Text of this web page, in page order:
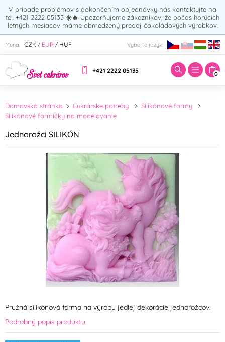
V prípade problémov s dokončením objednávky nás kontaktujte na
tel. +421 2222 05135 ☀️🔥 Upozorňujeme zákazníkov, že počas horúcich
letných mesiacov máme obmedzený predaj čokoládových výrobkov.
Mena: CZK / EUR / HUF Vyberte jazyk:
+421 2222 05135 0
Zadajte hľadaný výraz:
Domovská stránka Cukrárske potreby
Silikónové formy
Silikónové formičky na modelovanie
Jednorožci SILIKÓN
Pružná silikónová forma na výrobu jedlej dekorácie jednorožcov.
Podrobný popis produktu